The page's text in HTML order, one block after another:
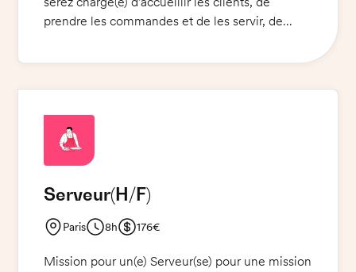
prendre les commandes et de les servir, de
Vous devrez être capable de répondre aux
alimentaires et des boissons est un plus. Le
poste est à pourvoir immédiatement.
Serveur(H/F)
Paris 8h 176€
Mission pour un(e) Serveur(se) pour une mission